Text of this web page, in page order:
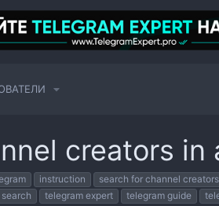
creators in
instruction search for channel creators
telegram expert telegram guide